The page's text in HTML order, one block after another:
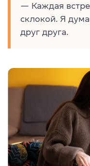
— Каждая
склокой. Я
друг друга.